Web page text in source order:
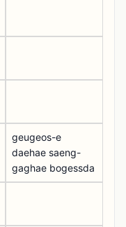
geugeos-e
daehae saeng-
gaghae bogessda